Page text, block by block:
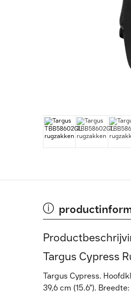
Targus Cypress
Targus Cypress.
39,6 cm (15.6").